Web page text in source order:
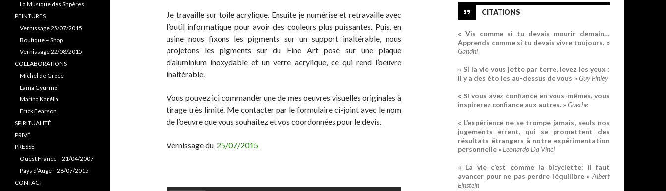
Je travaille sur toile acrylique. Ensuite je numérise et retravaille avec
l’outil informatique pour avoir des couleurs plus puissantes. Puis, en
usine nous fixons les pigments sur un support inaltérable, nous
projetons les pigments sur du Fine Art posé sur une plaque
d’aluminium inoxydable et un verre acrylique, ce qui rend l’oeuvre
inaltérable.
Vous pouvez ici commander une de mes oeuvres visuelles originales à
tirage très limité. Me contacter par le formulaire ci-joint avec le nom
de l’oeuvre que vous souhaitez et vos coordonnées pour le devis.
Vernissage du 25/07/2015
CITATIONS
« Vis comme si tu devais mourir demain…
Apprends comme si tu devais vivre toujours. »
Gandhi
« Si la vie vous jette par terre, levez les yeux :
il y a des étoiles au-dessus de vous »Guy Finley
« Si vous avez confiance en vous-mêmes, vous
inspirerez confiance aux autres. »Goethe
« L’expérience ne se trompe jamais, seuls nos
jugements errent, qui se promettent des
résultats étrangers à notre expérimentation
personnelle » Leonardo Da Vinci
« La vie c’est comme la bicyclette: il faut
avancer pour ne pas perdre l’équilibre » Albert
Einstein
La Musique des Shpères
PEINTURES
Vernissage 25/07/2015
Boutique – Shop
Vernissage 22/08/2015
COLLABORATIONS
Michel de Grèce
Lama Gyurme
Marína Karélla
Erick Fearson
SPIRITUALITÉ
PRIVÉ
PRESSE
Ouest France – 21/04/2007
Pays d’Auge – 28/07/2015
CONTACT